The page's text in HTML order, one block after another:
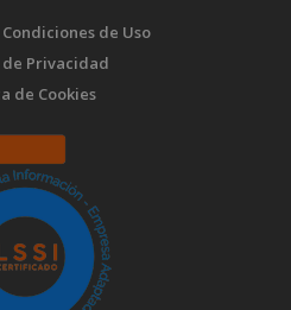
de Uso
Privacidad
de Cookies